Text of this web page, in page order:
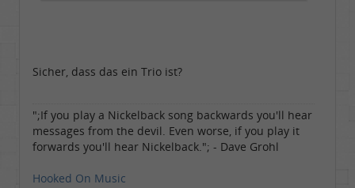
Sicher, dass das ein Trio ist?
";If you play a Nickelback song backwards you'll hear
messages from the devil. Even worse, if you play it
forwards you'll hear Nickelback."; - Dave Grohl
Hooked On Music